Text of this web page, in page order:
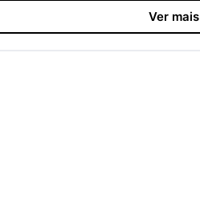
Ver mais